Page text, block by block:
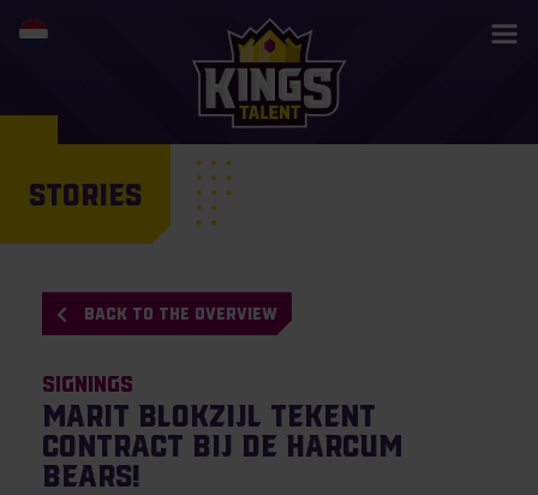
STORIES
BACK TO THE OVERVIEW
Signings
Marit Blokzijl tekent
contract bij de Harcum
Bears!